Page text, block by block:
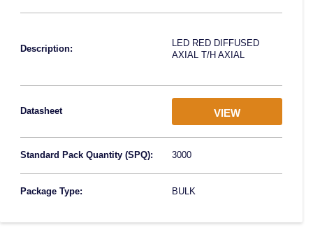
Description:
LED RED DIFFUSED
AXIAL T/H AXIAL
Datasheet VIEW
Standard Pack Quantity (SPQ): 3000
Package Type: BULK